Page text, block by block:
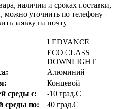
наличии и сроках поставки,
можно уточнить по телефону
заявку на почту
LEDVANCE
ECO CLASS
DOWNLIGHT
Алюминий
Концевой
среды с:
-10 град.C
среды по:
40 град.C